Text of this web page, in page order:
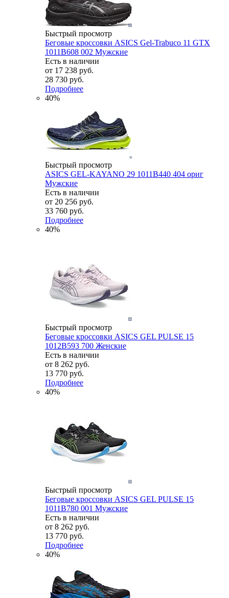
Быстрый просмотр
Беговые кроссовки ASICS Gel-Trabuco 11 GTX
1011B608 002 Мужские
Есть в наличии
от 17 238 руб.
28 730 руб.
Подробнее
40%
Быстрый просмотр
ASICS GEL-KAYANO 29 1011B440 404 ориг
Мужские
Есть в наличии
от 20 256 руб.
33 760 руб.
Подробнее
40%
Быстрый просмотр
Беговые кроссовки ASICS GEL PULSE 15
1012B593 700 Женские
Есть в наличии
от 8 262 руб.
13 770 руб.
Подробнее
40%
Быстрый просмотр
Беговые кроссовки ASICS GEL PULSE 15
1011B780 001 Мужские
Есть в наличии
от 8 262 руб.
13 770 руб.
Подробнее
40%